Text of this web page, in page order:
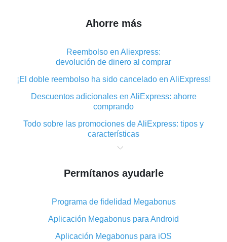
Ahorre más
Reembolso en Aliexpress:
devolución de dinero al comprar
¡El doble reembolso ha sido cancelado en AliExpress!
Descuentos adicionales en AliExpress: ahorre
comprando
Todo sobre las promociones de AliExpress: tipos y
características
Qué es el reembolso «cashback» en AliExpress:
Dónde descargar la aplicación de reembolso en
En qué consiste el complemento de reembolso de
AliExpress y cuáles son sus ventajas
Reembolso desde la aplicación móvil de AliExpress:
Permítanos ayudarle
Programa de fidelidad Megabonus
Aplicación Megabonus para Android
Aplicación Megabonus para iOS